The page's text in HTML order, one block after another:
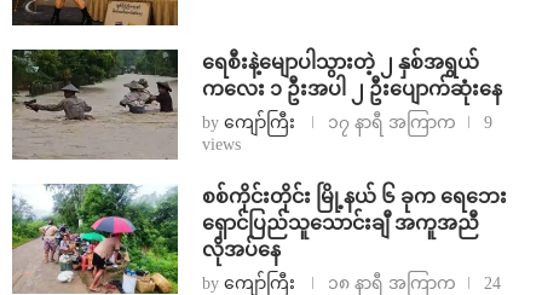
ရေစီးနဲ့မျောပါသွားတဲ့ ၂ နှစ်အရွယ်
ကလေး ၁ ဦးအပါ ၂ ဦးပျောက်ဆုံးနေ
by ကျော်ကြီး ၁၇ နာရီ အကြာက
9
views
စစ်ကိုင်းတိုင်း မြို့နယ် ၆ ခုက ရေဘေး
ရှောင်ပြည်သူသောင်းချီ အကူအညီ
လိုအပ်နေ
by ကျော်ကြီး ၁၈ နာရီ အကြာက
24